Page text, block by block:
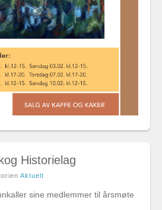
Historielag
Aktuelt
sine medlemmer til årsmøte